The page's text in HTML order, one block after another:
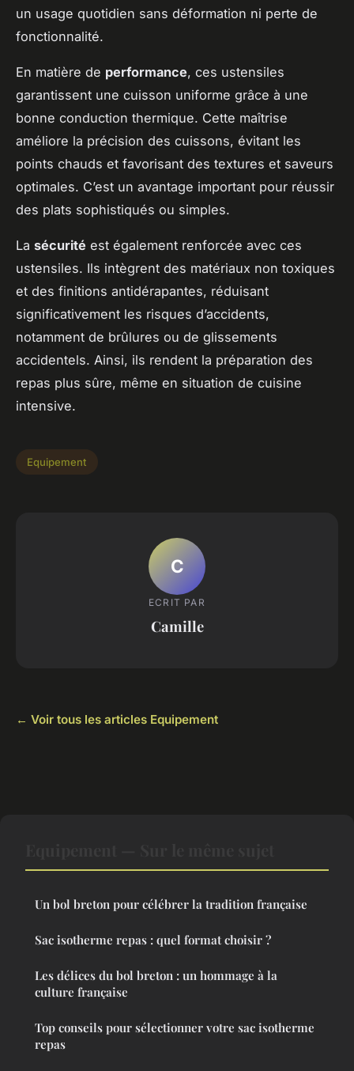
un usage quotidien sans déformation ni perte de
fonctionnalité.
En matière de performance, ces ustensiles
garantissent une cuisson uniforme grâce à une
bonne conduction thermique. Cette maîtrise
améliore la précision des cuissons, évitant les
points chauds et favorisant des textures et saveurs
optimales. C’est un avantage important pour réussir
des plats sophistiqués ou simples.
La sécurité est également renforcée avec ces
ustensiles. Ils intègrent des matériaux non toxiques
et des finitions antidérapantes, réduisant
significativement les risques d’accidents,
notamment de brûlures ou de glissements
accidentels. Ainsi, ils rendent la préparation des
repas plus sûre, même en situation de cuisine
intensive.
Equipement
C
ECRIT PAR
Camille
← Voir tous les articles Equipement
Un bol breton pour célébrer la tradition française
Sac isotherme repas : quel format choisir ?
Les délices du bol breton : un hommage à la
culture française
Top conseils pour sélectionner votre sac isotherme
repas